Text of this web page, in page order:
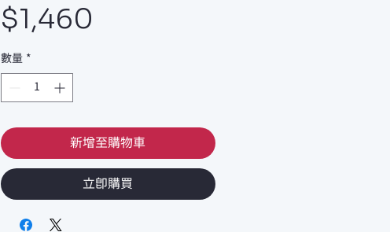
$1,460
數量 *
新增至購物車
立即購買